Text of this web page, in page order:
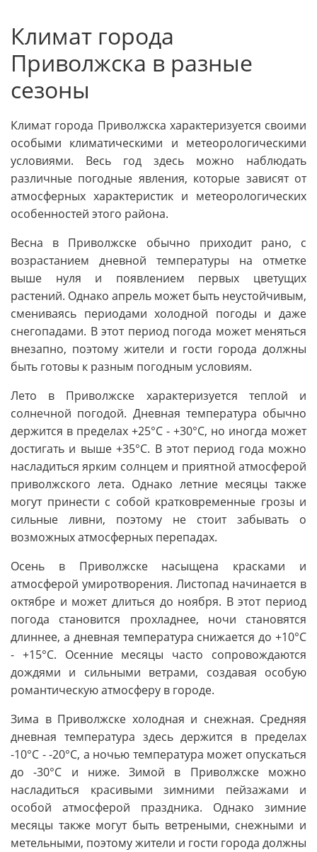
Климат города
Приволжска в разные
сезоны
Климат города Приволжска характеризуется своими
особыми климатическими и метеорологическими
условиями. Весь год здесь можно наблюдать
различные погодные явления, которые зависят от
атмосферных характеристик и метеорологических
особенностей этого района.
Весна в Приволжске обычно приходит рано, с
возрастанием дневной температуры на отметке
выше нуля и появлением первых цветущих
растений. Однако апрель может быть неустойчивым,
смениваясь периодами холодной погоды и даже
снегопадами. В этот период погода может меняться
внезапно, поэтому жители и гости города должны
быть готовы к разным погодным условиям.
Лето в Приволжске характеризуется теплой и
солнечной погодой. Дневная температура обычно
держится в пределах +25°C - +30°C, но иногда может
достигать и выше +35°C. В этот период года можно
насладиться ярким солнцем и приятной атмосферой
приволжского лета. Однако летние месяцы также
могут принести с собой кратковременные грозы и
сильные ливни, поэтому не стоит забывать о
возможных атмосферных перепадах.
Осень в Приволжске насыщена красками и
атмосферой умиротворения. Листопад начинается в
октябре и может длиться до ноября. В этот период
погода становится прохладнее, ночи становятся
длиннее, а дневная температура снижается до +10°C
- +15°C. Осенние месяцы часто сопровождаются
дождями и сильными ветрами, создавая особую
романтическую атмосферу в городе.
Зима в Приволжске холодная и снежная. Средняя
дневная температура здесь держится в пределах
-10°C - -20°C, а ночью температура может опускаться
до -30°C и ниже. Зимой в Приволжске можно
насладиться красивыми зимними пейзажами и
особой атмосферой праздника. Однако зимние
месяцы также могут быть ветреными, снежными и
метельными, поэтому жители и гости города должны